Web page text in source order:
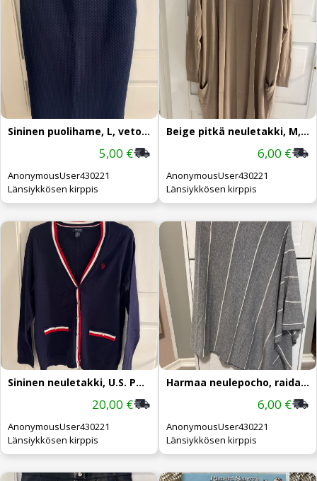
Sininen puolihame, L, vetoketju takana
5,00 €
AnonymousUser430221
Länsiykkösen kirppis
Beige pitkä neuletakki, M, My wear
6,00 €
AnonymousUser430221
Länsiykkösen kirppis
Sininen neuletakki, U.S. POLO ASSN.
20,00 €
AnonymousUser430221
Länsiykkösen kirppis
Harmaa neulepocho, raidat, L/XL
6,00 €
AnonymousUser430221
Länsiykkösen kirppis